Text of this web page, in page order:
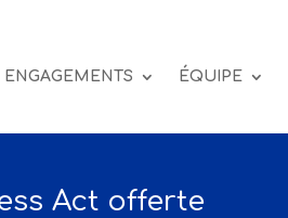
ENGAGEMENTS ÉQUIPE
Act offerte